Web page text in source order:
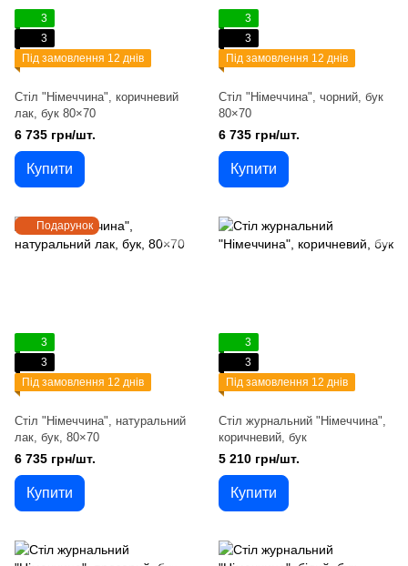
3
3
Під замовлення 12 днів
Стіл "Німеччина", коричневий
лак, бук 80×70
6 735 грн/шт.
Купити
3
3
Під замовлення 12 днів
Стіл "Німеччина", чорний, бук
80×70
6 735 грн/шт.
Купити
Подарунок
3
3
Під замовлення 12 днів
Стіл "Німеччина", натуральний
лак, бук, 80×70
6 735 грн/шт.
Купити
3
3
Під замовлення 12 днів
Стіл журнальний "Німеччина",
коричневий, бук
5 210 грн/шт.
Купити